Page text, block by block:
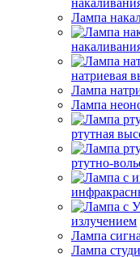
Лампа
натриевая
Лампа
Лампа
ртутная
ртутно-
излучением
Лампа
Лампа